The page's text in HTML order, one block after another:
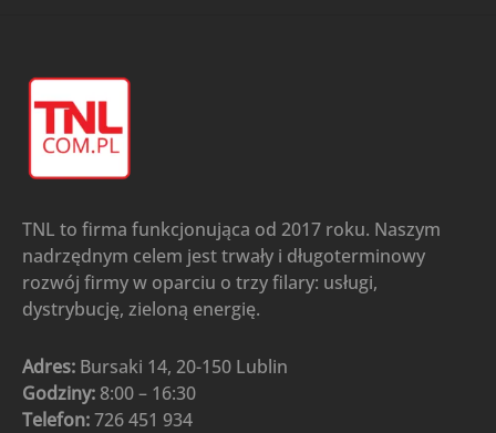
TNL to firma funkcjonująca od 2017 roku. Naszym
nadrzędnym celem jest trwały i długoterminowy
rozwój firmy w oparciu o trzy filary: usługi,
dystrybucję, zieloną energię.
Adres: Bursaki 14, 20-150 Lublin
Godziny: 8:00 – 16:30
Telefon:726 451 934